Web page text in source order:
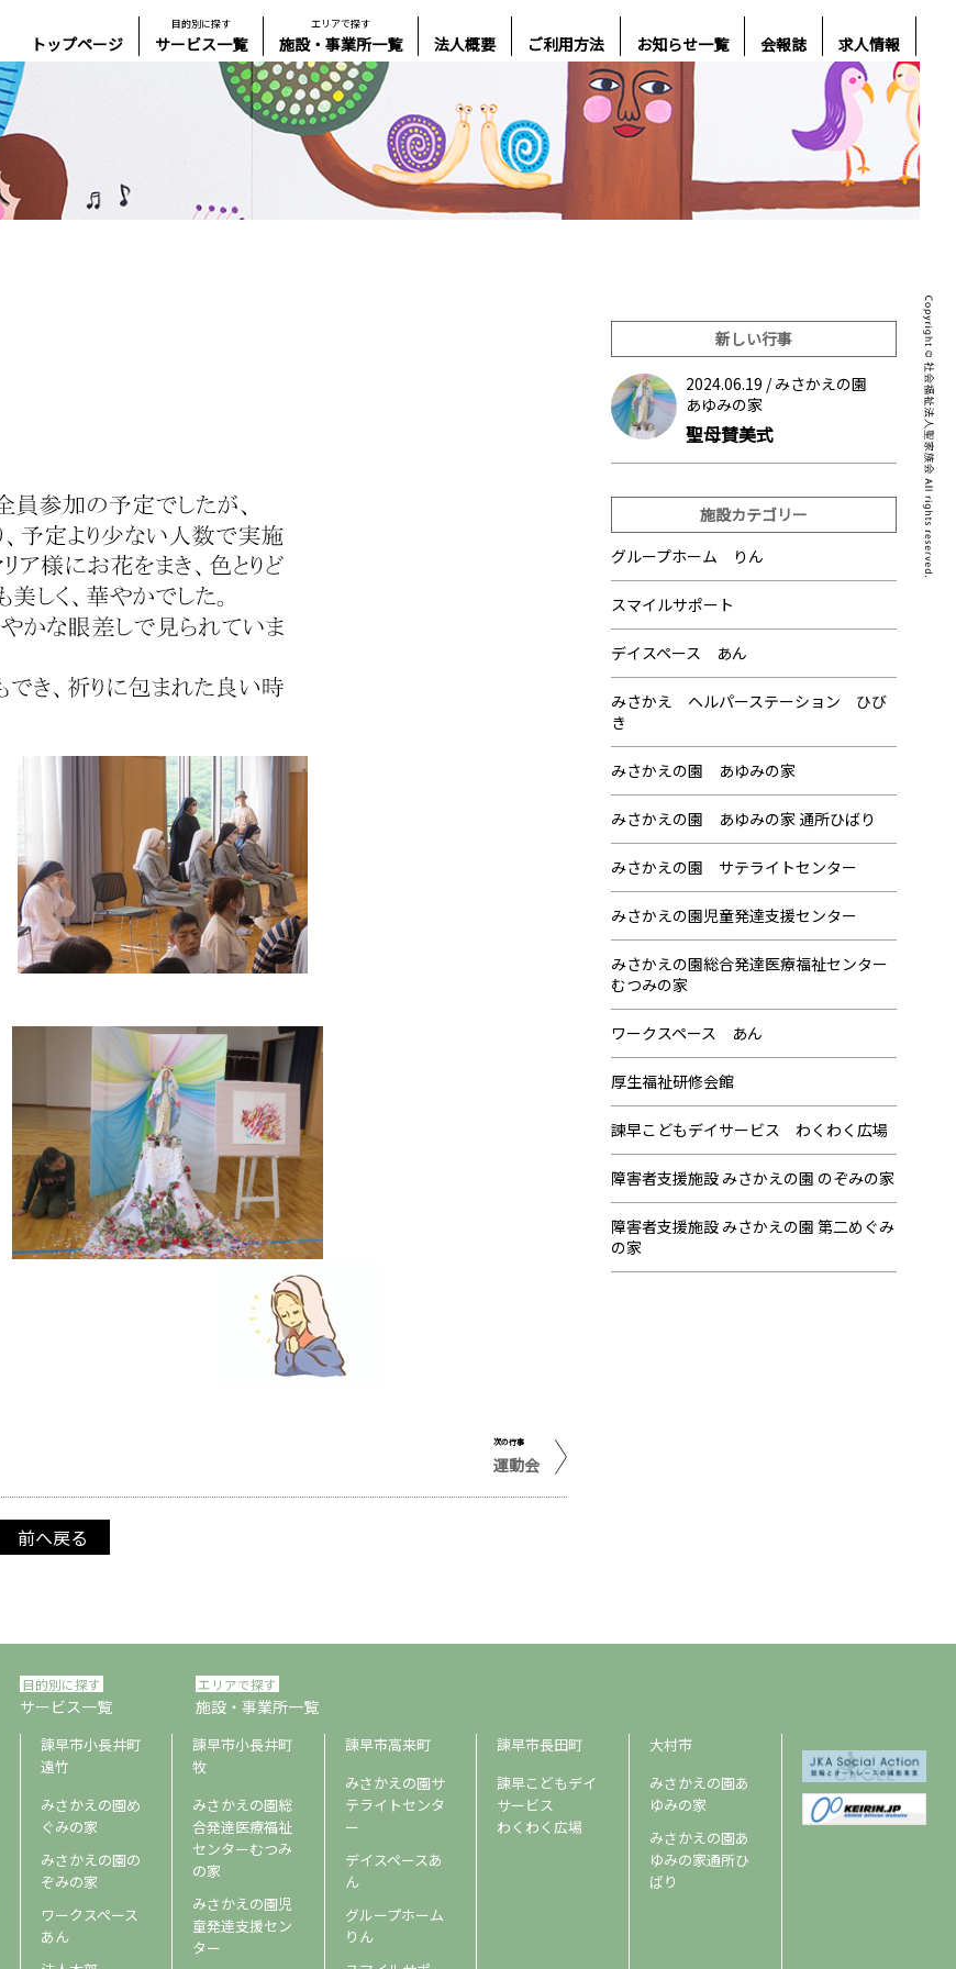
トップページ
目的別に探す
サービス一覧
エリアで探す
施設・事業所一覧 法人概要 ご利用方法 お知らせ一覧 会報誌 求人情報
次の行事
運動会
前へ戻る
新しい行事
2024.06.19 /みさかえの園
あゆみの家
聖母賛美式
施設カテゴリー
グループホーム りん
スマイルサポート
デイスペース あん
みさかえ ヘルパーステーション ひび
き
みさかえの園 あゆみの家
みさかえの園 あゆみの家 通所ひばり
みさかえの園 サテライトセンター
みさかえの園児童発達支援センター
みさかえの園総合発達医療福祉センター
むつみの家
ワークスペース あん
厚生福祉研修会館
諫早こどもデイサービス わくわく広場
障害者支援施設 みさかえの園 のぞみの家
障害者支援施設 みさかえの園 第二めぐみ
の家
目的別に探す
サービス一覧
エリアで探す
施設・事業所一覧
諫早市小長井町
遠竹
みさかえの園め
ぐみの家
みさかえの園の
ぞみの家
ワークスペース
あん
諫早市小長井町
牧
みさかえの園総
合発達医療福祉
センターむつみ
の家
みさかえの園児
童発達支援セン
ター
諫早市高来町
みさかえの園サ
テライトセンタ
ー
デイスペースあ
ん
グループホーム
りん
諫早市長田町
諫早こどもデイ
サービス
わくわく広場
大村市
みさかえの園あ
ゆみの家
みさかえの園あ
ゆみの家通所ひ
ばり